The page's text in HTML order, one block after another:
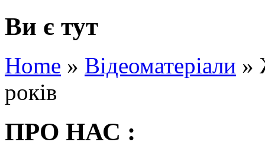
Ви є тут
Home » Відеоматеріали »
років
ПРО НАС :